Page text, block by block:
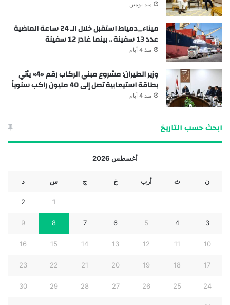
منذ يومين
ميناء_دمياط استقبل خلال الـ 24 ساعة الماضية
عدد 13 سفينة .. بينما غادر 12 سفينة
منذ 4 أيام
وزير الطيران: مشروع مبني الركاب رقم «4» يأتي
بطاقة استيعابية تصل إلى 40 مليون راكب سنوياً
منذ 4 أيام
ابحث حسب التاريخ
أغسطس 2026
ن ث أرب خ ج س د
1
2
3
4
5
6
7
8
9
10
11
12
13
14
15
16
17
18
19
20
21
22
23
24
25
26
27
28
29
30